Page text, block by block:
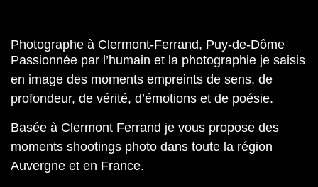
Photographe à Clermont-Ferrand, Puy-de-Dôme
Passionnée par l’humain et la photographie je saisis
en image des moments empreints de sens, de
profondeur, de vérité, d’émotions et de poésie.
Basée à Clermont Ferrand je vous propose des
moments shootings photo dans toute la région
Auvergne et en France.